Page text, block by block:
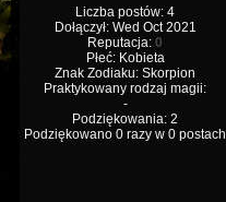
Liczba postów: 4
Dołączył: Wed Oct 2021
Reputacja: 0
Płeć: Kobieta
Znak Zodiaku: Skorpion
Praktykowany rodzaj magii:
-
Podziękowania: 2
Podziękowano 0 razy w 0 postach